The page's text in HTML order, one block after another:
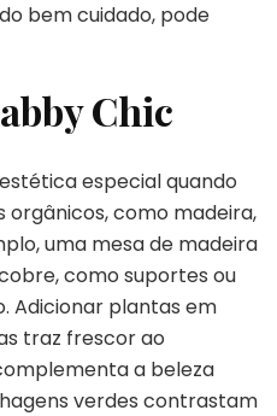
bem cuidado, pode
Chic
especial quando
como madeira,
uma mesa de madeira
como suportes ou
Adicionar plantas em
traz frescor ao
a beleza
verdes contrastam